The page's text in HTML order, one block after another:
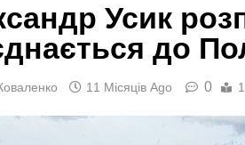
Усик
до
11 Місяців Ago 0